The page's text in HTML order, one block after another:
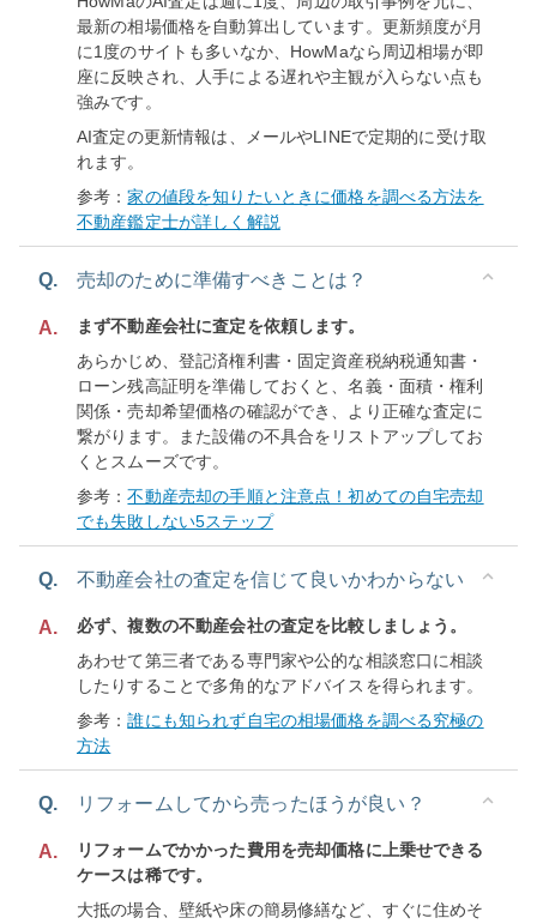
最新の相場価格を自動算出しています。更新頻度が月
に1度のサイトも多いなか、HowMaなら周辺相場が即
座に反映され、人手による遅れや主観が入らない点も
強みです。
AI査定の更新情報は、メールやLINEで定期的に受け取
れます。
参考：家の値段を知りたいときに価格を調べる方法を
不動産鑑定士が詳しく解説
Q. 売却のために準備すべきことは？
A.
まず不動産会社に査定を依頼します。
あらかじめ、登記済権利書・固定資産税納税通知書・
ローン残高証明を準備しておくと、名義・面積・権利
関係・売却希望価格の確認ができ、より正確な査定に
繋がります。また設備の不具合をリストアップしてお
くとスムーズです。
参考：不動産売却の手順と注意点！初めての自宅売却
でも失敗しない5ステップ
Q. 不動産会社の査定を信じて良いかわからない
A.
必ず、複数の不動産会社の査定を比較しましょう。
あわせて第三者である専門家や公的な相談窓口に相談
したりすることで多角的なアドバイスを得られます。
参考：誰にも知られず自宅の相場価格を調べる究極の
方法
Q. リフォームしてから売ったほうが良い？
A.
リフォームでかかった費用を売却価格に上乗せできる
ケースは稀です。
大抵の場合、壁紙や床の簡易修繕など、すぐに住めそ